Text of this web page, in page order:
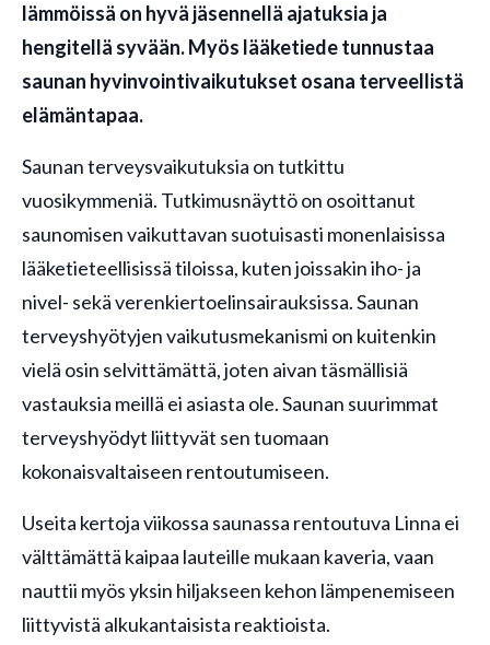
lämmöissä on hyvä jäsennellä ajatuksia ja
hengitellä syvään. Myös lääketiede tunnustaa
saunan hyvinvointivaikutukset osana terveellistä
elämäntapaa.
Saunan terveysvaikutuksia on tutkittu
vuosikymmeniä. Tutkimusnäyttö on osoittanut
saunomisen vaikuttavan suotuisasti monenlaisissa
lääketieteellisissä tiloissa, kuten joissakin iho- ja
nivel- sekä verenkiertoelinsairauksissa. Saunan
terveyshyötyjen vaikutusmekanismi on kuitenkin
vielä osin selvittämättä, joten aivan täsmällisiä
vastauksia meillä ei asiasta ole. Saunan suurimmat
terveyshyödyt liittyvät sen tuomaan
kokonaisvaltaiseen rentoutumiseen.
Useita kertoja viikossa saunassa rentoutuva Linna ei
välttämättä kaipaa lauteille mukaan kaveria, vaan
nauttii myös yksin hiljakseen kehon lämpenemiseen
liittyvistä alkukantaisista reaktioista.